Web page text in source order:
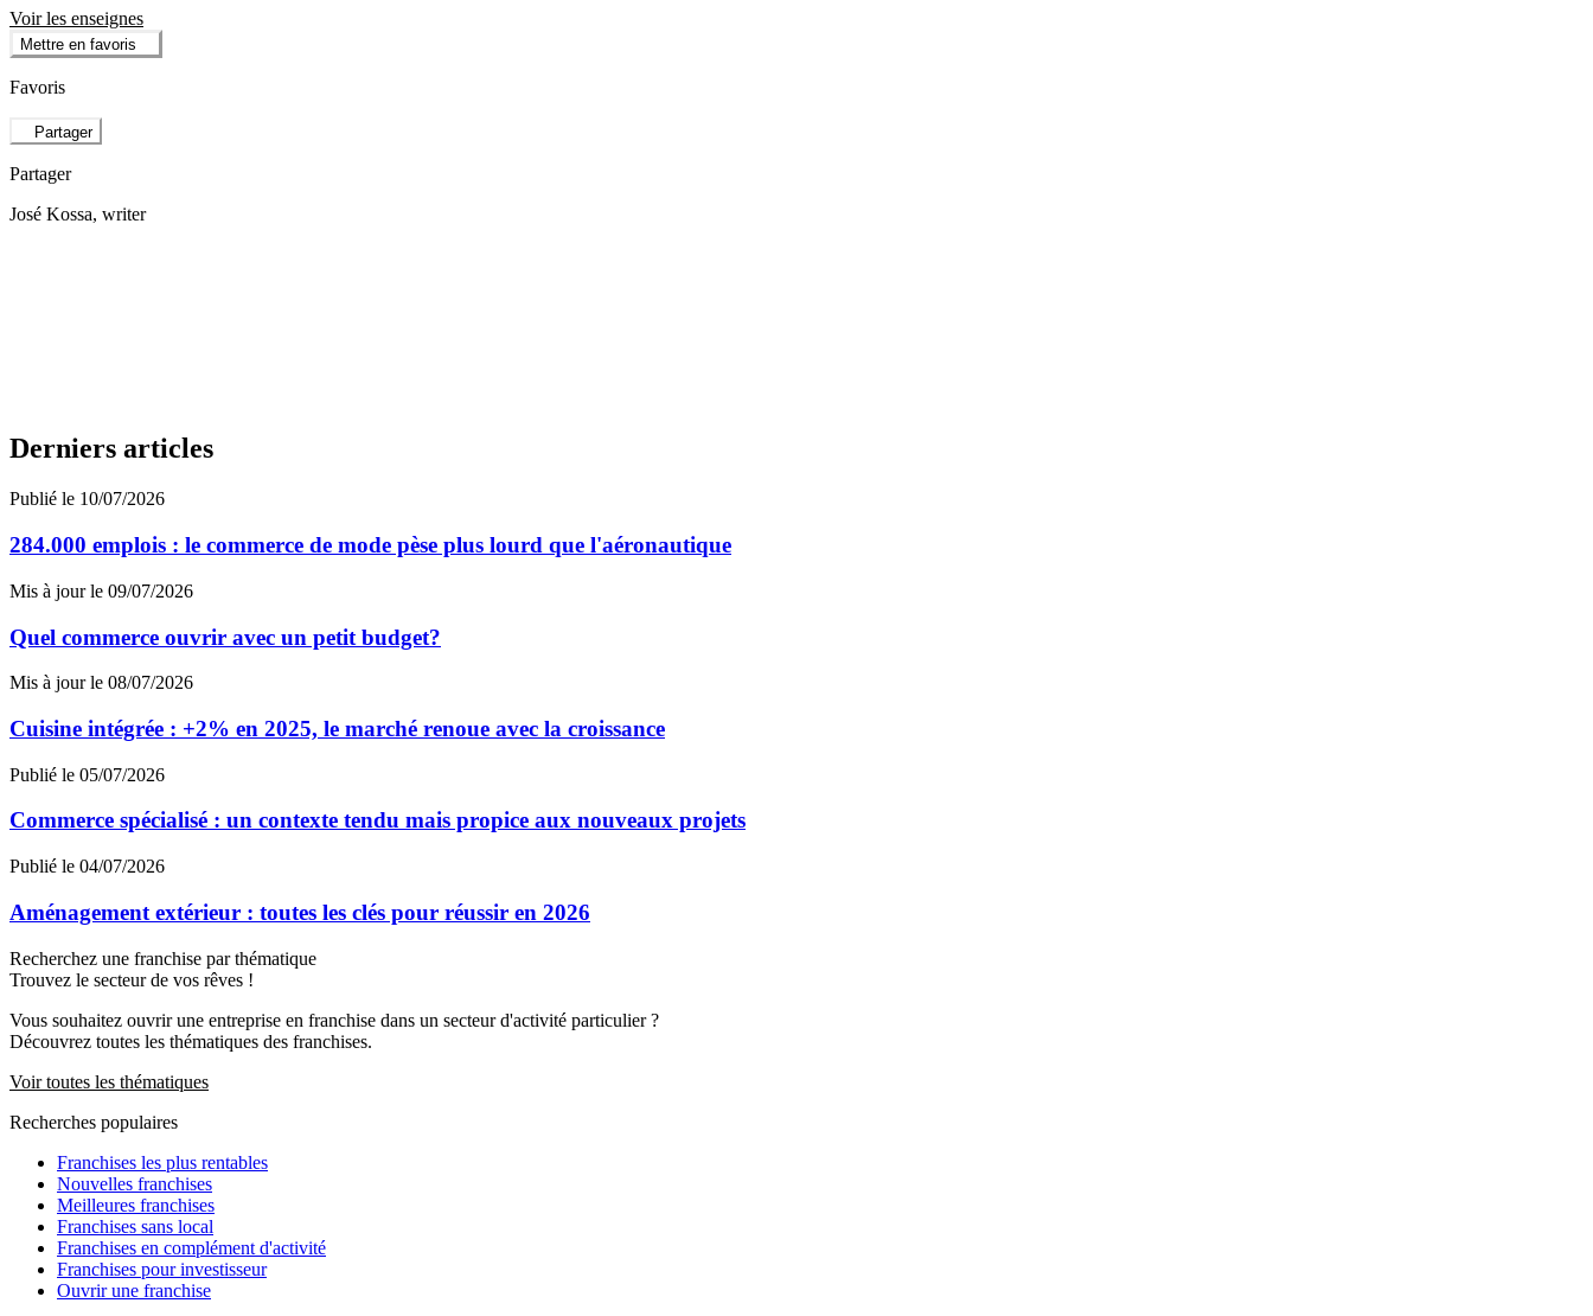
Voir les enseignes
Mettre en favoris
Favoris
Partager
Partager
José Kossa, writer
Derniers articles
Publié le 10/07/2026
284.000 emplois : le commerce de mode pèse plus lourd que l'aéronautique
Mis à jour le 09/07/2026
Quel commerce ouvrir avec un petit budget?
Mis à jour le 08/07/2026
Cuisine intégrée : +2% en 2025, le marché renoue avec la croissance
Publié le 05/07/2026
Commerce spécialisé : un contexte tendu mais propice aux nouveaux projets
Publié le 04/07/2026
Aménagement extérieur : toutes les clés pour réussir en 2026
Recherchez une franchise par thématique
Trouvez le secteur de vos rêves !
Vous souhaitez ouvrir une entreprise en franchise dans un secteur d'activité particulier ?
Découvrez toutes les thématiques des franchises.
Voir toutes les thématiques
Recherches populaires
Franchises les plus rentables
Nouvelles franchises
Meilleures franchises
Franchises sans local
Franchises en complément d'activité
Franchises pour investisseur
Ouvrir une franchise